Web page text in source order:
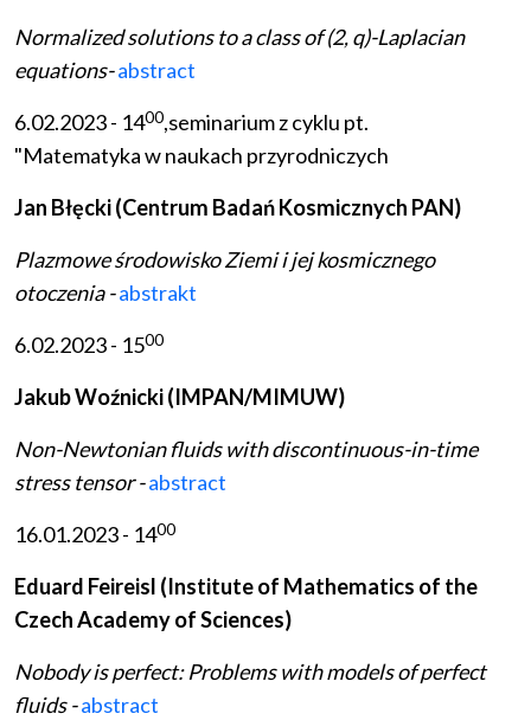
Normalized solutions to a class of (2, q)-Laplacian
equations-abstract
6.02.2023 - 1400,seminarium z cyklu pt.
"Matematyka w naukach przyrodniczych
Jan Błęcki (Centrum Badań Kosmicznych PAN)
Plazmowe środowisko Ziemi i jej kosmicznego
otoczenia -abstrakt
6.02.2023 - 1500
Jakub Woźnicki (IMPAN/MIMUW)
Non-Newtonian fluids with discontinuous-in-time
stress tensor -abstract
16.01.2023 - 1400
Eduard Feireisl (Institute of Mathematics of the
Czech Academy of Sciences)
Nobody is perfect: Problems with models of perfect
fluids -abstract